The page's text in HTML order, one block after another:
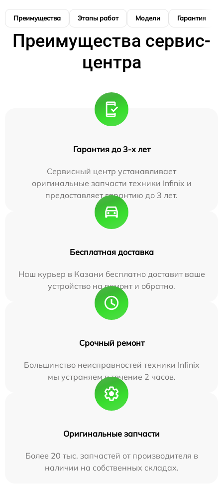
Преимущества Этапы работ Модели Гарантия
Преимущества сервис-
центра
Гарантия до 3-х лет
Сервисный центр устанавливает
оригинальные запчасти техники Infinix и
предоставляет гарантию до 3 лет.
Бесплатная доставка
Наш курьер в Казани бесплатно доставит ваше
устройство на ремонт и обратно.
Срочный ремонт
Большинство неисправностей техники Infinix
мы устраняем в течение 2 часов.
Оригинальные запчасти
Более 20 тыс. запчастей от производителя в
наличии на собственных складах.